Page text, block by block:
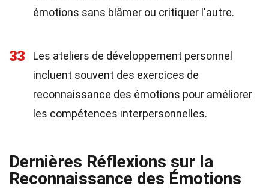
émotions sans blâmer ou critiquer l'autre.
33
Les ateliers de développement personnel
incluent souvent des exercices de
reconnaissance des émotions pour améliorer
les compétences interpersonnelles.
Dernières Réflexions sur la
Reconnaissance des Émotions